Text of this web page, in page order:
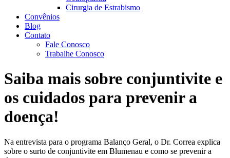
Cirurgia de Estrabismo
Convênios
Blog
Contato
Fale Conosco
Trabalhe Conosco
Saiba mais sobre conjuntivite e
os cuidados para prevenir a
doença!
Na entrevista para o programa Balanço Geral, o Dr. Correa explica
sobre o surto de conjuntivite em Blumenau e como se prevenir a